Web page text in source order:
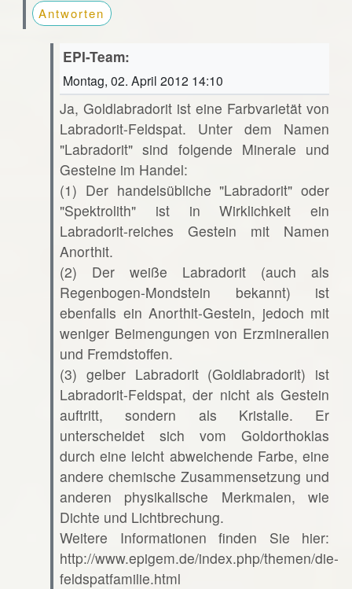
Antworten
EPI-Team:
Montag, 02. April 2012 14:10
Ja, Goldlabradorit ist eine Farbvarietät von
Labradorit-Feldspat. Unter dem Namen
"Labradorit" sind folgende Minerale und
Gesteine im Handel:
(1) Der handelsübliche "Labradorit" oder
"Spektrolith" ist in Wirklichkeit ein
Labradorit-reiches Gestein mit Namen
Anorthit.
(2) Der weiße Labradorit (auch als
Regenbogen-Mondstein bekannt) ist
ebenfalls ein Anorthit-Gestein, jedoch mit
weniger Beimengungen von Erzmineralien
und Fremdstoffen.
(3) gelber Labradorit (Goldlabradorit) ist
Labradorit-Feldspat, der nicht als Gestein
auftritt, sondern als Kristalle. Er
unterscheidet sich vom Goldorthoklas
durch eine leicht abweichende Farbe, eine
andere chemische Zusammensetzung und
anderen physikalische Merkmalen, wie
Dichte und Lichtbrechung.
Weitere Informationen finden Sie hier:
http://www.epigem.de/index.php/themen/die-
feldspatfamilie.html